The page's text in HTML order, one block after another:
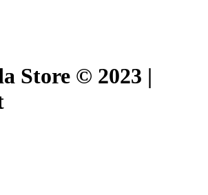
Store © 2023 |